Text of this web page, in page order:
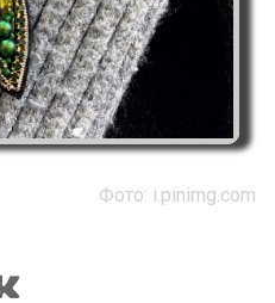
Фото: i.pinimg.com